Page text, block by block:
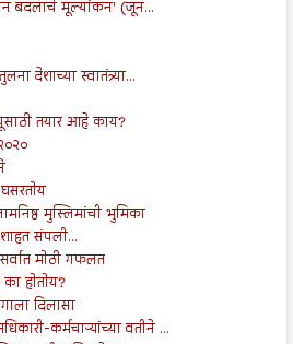
बदलाचे मूल्यांकन' (जून...
देशाच्या स्वातंत्र्या...
तयार आहे काय?
मुस्लिमांची भुमिका
संपली...
मोठी गफलत
होतोय?
दिलासा
कर्मचाऱ्यांच्या वतीने ...